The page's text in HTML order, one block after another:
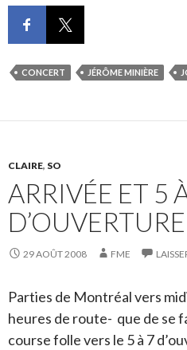
CONCERT JÉRÔME MINIÈRE
CLAIRE, SO
ARRIVÉE ET 5
D’OUVERTURE
29 AOÛT 2008 FME
Parties de Montréal vers
heures de route- que de se
course folle vers le 5 à 7